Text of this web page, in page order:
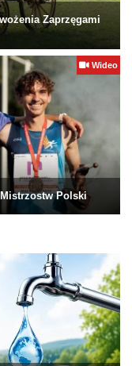
Zaprzęgami
Wideo
Polski